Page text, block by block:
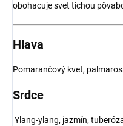
obohacuje svet tichou
Hlava
Pomarančový kvet,
Srdce
Ylang-ylang, jazmín,